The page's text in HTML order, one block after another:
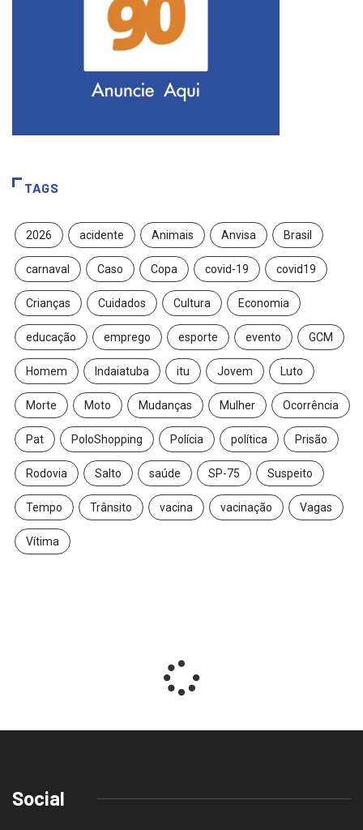
TAGS
2026 acidente Animais Anvisa Brasil
carnaval Caso Copa covid-19 covid19
Crianças Cuidados Cultura Economia
educação emprego esporte evento GCM
Homem Indaiatuba itu Jovem Luto
Morte Moto Mudanças Mulher Ocorrência
Pat PoloShopping Polícia política Prisão
Rodovia Salto saúde SP-75 Suspeito
Tempo Trânsito vacina vacinação Vagas
Vítima
Social